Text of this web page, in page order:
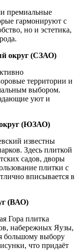
премиальные
гармонируют с
но и эстетика,
округ (СЗАО)
территории и
выбором.
уют и
(ЮЗАО)
известны
Здесь плиткой
садов, дворы
плитки с
вписывается в
(ВАО)
Гора плитка
набережных Яузы,
большому выбору
что придаёт